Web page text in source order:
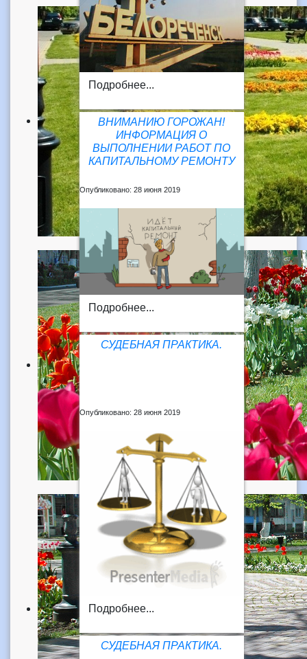
Подробнее...
ВНИМАНИЮ ГОРОЖАН!
ИНФОРМАЦИЯ О
ВЫПОЛНЕНИИ РАБОТ ПО
КАПИТАЛЬНОМУ РЕМОНТУ
Опубликовано: 28 июня 2019
Подробнее...
СУДЕБНАЯ ПРАКТИКА.
Опубликовано: 28 июня 2019
Подробнее...
СУДЕБНАЯ ПРАКТИКА.